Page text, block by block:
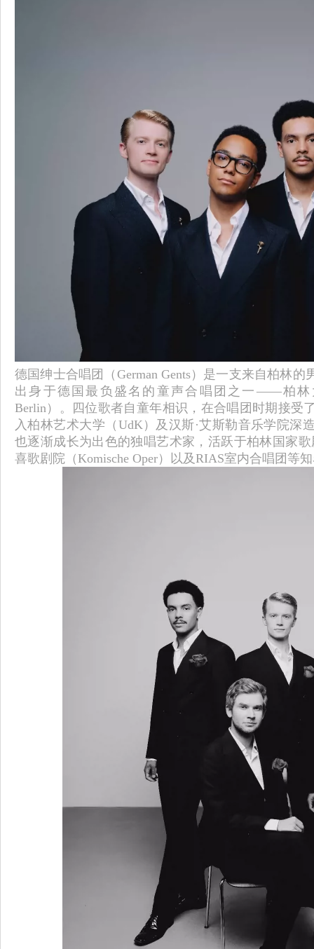
德国绅士合唱团（German Gents）是一支来自柏林
出身于德国最负盛名的童声合唱团之一——柏林
Berlin）。四位歌者自童年相识，在合唱团时期接受
入柏林艺术大学（UdK）及汉斯·艾斯勒音乐学院深
也逐渐成长为出色的独唱艺术家，活跃于柏林国家歌
喜歌剧院（Komische Oper）以及RIAS室内合唱团等